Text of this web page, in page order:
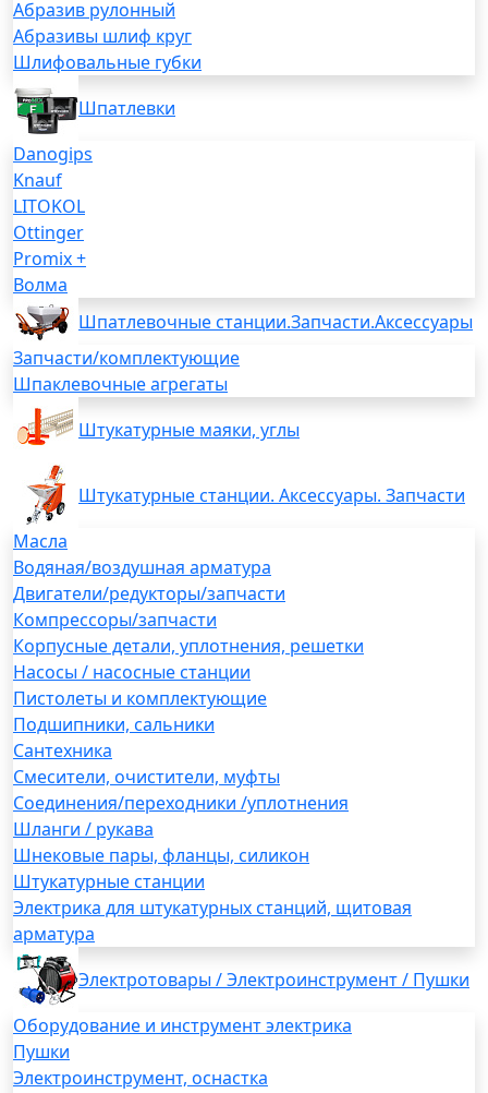
Абразив рулонный
Абразивы шлиф круг
Шлифовальные губки
Шпатлевки
Danogips
Knauf
LITOKOL
Ottinger
Promix +
Волма
Шпатлевочные станции.Запчасти.Аксессуары
Запчасти/комплектующие
Шпаклевочные агрегаты
Штукатурные маяки, углы
Штукатурные станции. Аксессуары. Запчасти
Масла
Водяная/воздушная арматура
Двигатели/редукторы/запчасти
Компрессоры/запчасти
Корпусные детали, уплотнения, решетки
Насосы / насосные станции
Пистолеты и комплектующие
Подшипники, сальники
Сантехника
Смесители, очистители, муфты
Соединения/переходники /уплотнения
Шланги / рукава
Шнековые пары, фланцы, силикон
Штукатурные станции
Электрика для штукатурных станций, щитовая
арматура
Электротовары / Электроинструмент / Пушки
Оборудование и инструмент электрика
Пушки
Электроинструмент, оснастка